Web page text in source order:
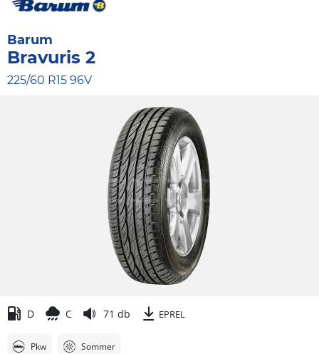
Barum
Bravuris 2
225/60 R15 96V
D C 71 db EPREL
Pkw Sommer